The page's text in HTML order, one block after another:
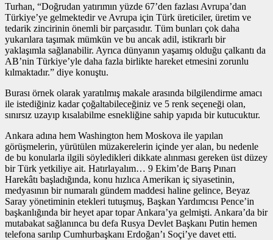
Turhan, “Doğrudan yatırımın yüzde 67’den fazlası Avrupa’dan
Türkiye’ye gelmektedir ve Avrupa için Türk üreticiler, üretim ve
tedarik zincirinin önemli bir parçasıdır. Tüm bunları çok daha
yukarılara taşımak mümkün ve bu ancak adil, istikrarlı bir
yaklaşımla sağlanabilir. Ayrıca dünyanın yaşamış olduğu çalkantı da
AB’nin Türkiye’yle daha fazla birlikte hareket etmesini zorunlu
kılmaktadır.” diye konuştu.
Burası örnek olarak yaratılmış makale arasında bilgilendirme amacı
ile istediğiniz kadar çoğaltabileceğiniz ve 5 renk seçeneği olan,
sınırsız uzayıp kısalabilme esnekliğine sahip yapıda bir kutucuktur.
Ankara adına hem Washington hem Moskova ile yapılan
görüşmelerin, yürütülen müzakerelerin içinde yer alan, bu nedenle
de bu konularla ilgili söyledikleri dikkate alınması gereken üst düzey
bir Türk yetkiliye ait. Hatırlayalım… 9 Ekim’de Barış Pınarı
Harekâtı başladığında, konu hızlıca Amerikan iç siyasetinin,
medyasının bir numaralı gündem maddesi haline gelince, Beyaz
Saray yönetiminin etekleri tutuşmuş, Başkan Yardımcısı Pence’in
başkanlığında bir heyet apar topar Ankara’ya gelmişti. Ankara’da bir
mutabakat sağlanınca bu defa Rusya Devlet Başkanı Putin hemen
telefona sarılıp Cumhurbaşkanı Erdoğan’ı Soçi’ye davet etti.